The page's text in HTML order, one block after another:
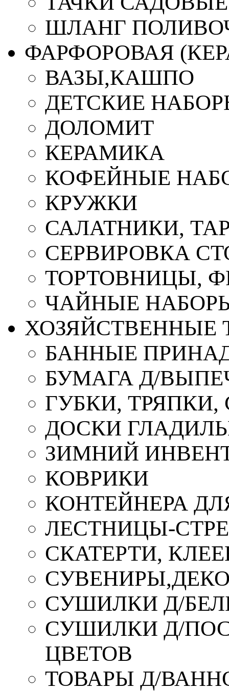
ШЛАНГ
ФАРФОРОВАЯ
ВАЗЫ,КАШПО
ДЕТСКИЕ
ДОЛОМИТ
КЕРАМИКА
КОФЕЙНЫЕ
КРУЖКИ
САЛАТНИКИ,
СЕРВИРОВКА
ТОРТОВНИЦЫ,
ЧАЙНЫЕ
ХОЗЯЙСТВЕННЫЕ
БАННЫЕ
БУМАГА Д/
ГУБКИ,
ДОСКИ
ЗИМНИЙ
КОВРИКИ
КОНТЕЙНЕРА
ЛЕСТНИЦЫ-
СКАТЕРТИ,
СУШИЛКИ Д/
СУШИЛКИ Д/
ЦВЕТОВ
ТОВАРЫ Д/